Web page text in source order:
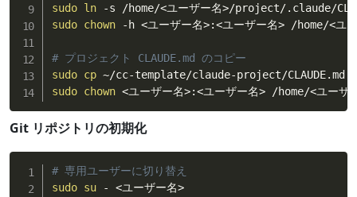
sudo ln -s /home/<ユーザー名>/project/.claude/
sudo chown -h <ユーザー名>:<ユーザー名> /home/<ユ
# プロジェクト CLAUDE.md のコピー
sudo cp ~/cc-template/claude-project/CLAUDE.md /
sudo chown <ユーザー名>:<ユーザー名> /home/<ユーザ
Git リポジトリの初期化
# 専用ユーザーに切り替え
sudo su - <ユーザー名>